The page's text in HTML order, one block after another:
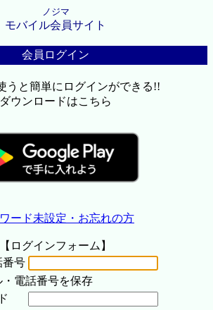
ノジマ
モバイル会員サイト
会員ログイン
うと簡単にログインができる!!
ダウンロードはこちら
ード未設定・お忘れの方
【ログインフォーム】
番号
・電話番号を保存